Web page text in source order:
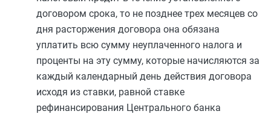
договором срока, то не позднее трех месяцев со
дня расторжения договора она обязана
уплатить всю сумму неуплаченного налога и
проценты на эту сумму, которые начисляются за
каждый календарный день действия договора
исходя из ставки, равной ставке
рефинансирования Центрального банка